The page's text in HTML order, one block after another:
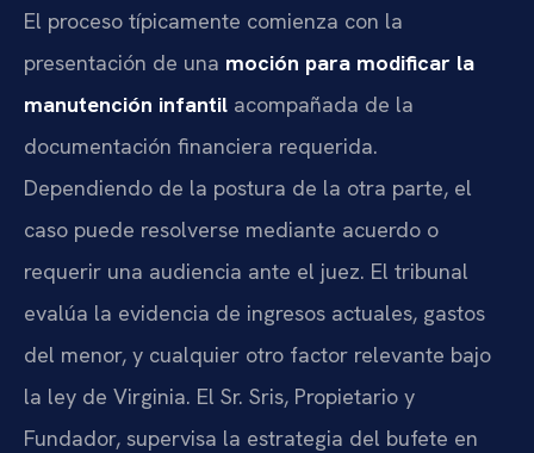
El proceso típicamente comienza con la
presentación de una moción para modificar la
manutención infantil acompañada de la
documentación financiera requerida.
Dependiendo de la postura de la otra parte, el
caso puede resolverse mediante acuerdo o
requerir una audiencia ante el juez. El tribunal
evalúa la evidencia de ingresos actuales, gastos
del menor, y cualquier otro factor relevante bajo
la ley de Virginia. El Sr. Sris, Propietario y
Fundador, supervisa la estrategia del bufete en